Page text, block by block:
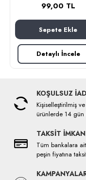
99,00 TL
Sepete Ekle
Detaylı İncele
KOŞULSUZ
Kişiselleştirilmiş
ürünlerde 14 gün
TAKSİT
Tüm bankalara
peşin fiyatına